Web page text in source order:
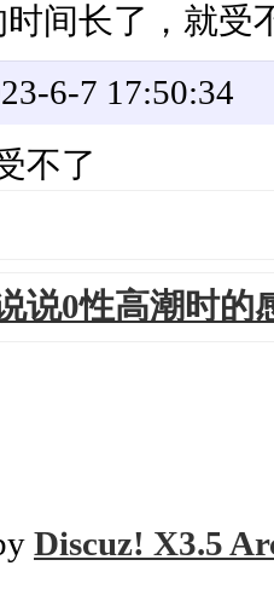
间长了，就受
6-7 17:50:34
不了
说0性高潮时的
Discuz! X3.5